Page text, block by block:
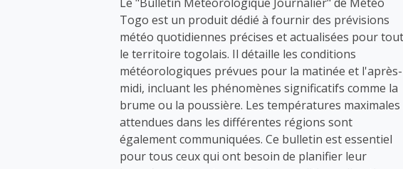
Togo est un produit dédié à fournir des prévisions
météo quotidiennes précises et actualisées pour tout
le territoire togolais. Il détaille les conditions
météorologiques prévues pour la matinée et l'après-
midi, incluant les phénomènes significatifs comme la
brume ou la poussière. Les températures maximales
attendues dans les différentes régions sont
également communiquées. Ce bulletin est essentiel
pour tous ceux qui ont besoin de planifier leur